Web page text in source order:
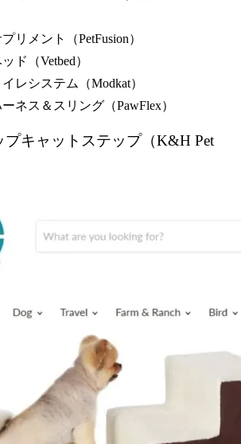
リメント（PetFusion）
ド（Vetbed）
レシステム（Modkat）
ネス＆スリング（PawFlex）
プキャットステップ（K&H Pet